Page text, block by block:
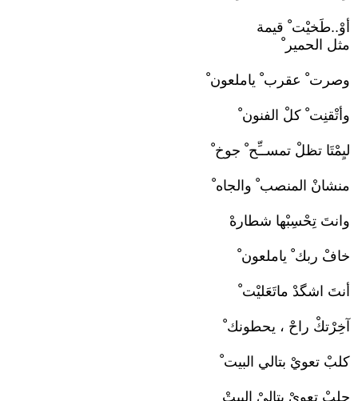
أوْ..طَخيْت ْ قيمة
مثل الحمير ْ
وصرت ْ عقرب ْ ياملعون ْ
وأتْقنِت ْ كلْ الفنون ْ
ليِمْتَا تظلْ تمســِّح ْ جوخ ْ
منشانْ المنصب ْ والجاه ْ
وانتَ تِحْسِبْها شطارهْ
خافْ ربك ْ ياملعون ْ
أنتَ اشگدْ ماتَعَليْت ْ
آخِرْتكْ راحْ ، يحطونك ْ
كلبْ تعويْ بتالي البيت ْ
چلبْ تعويْ بتاليْ البيتْ